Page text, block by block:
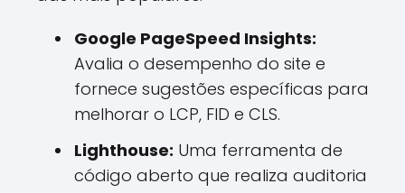
Google PageSpeed Insights:
Avalia o desempenho do site e
fornece sugestões específicas para
melhorar o LCP, FID e CLS.
Lighthouse: Uma ferramenta de
código aberto que realiza auditoria